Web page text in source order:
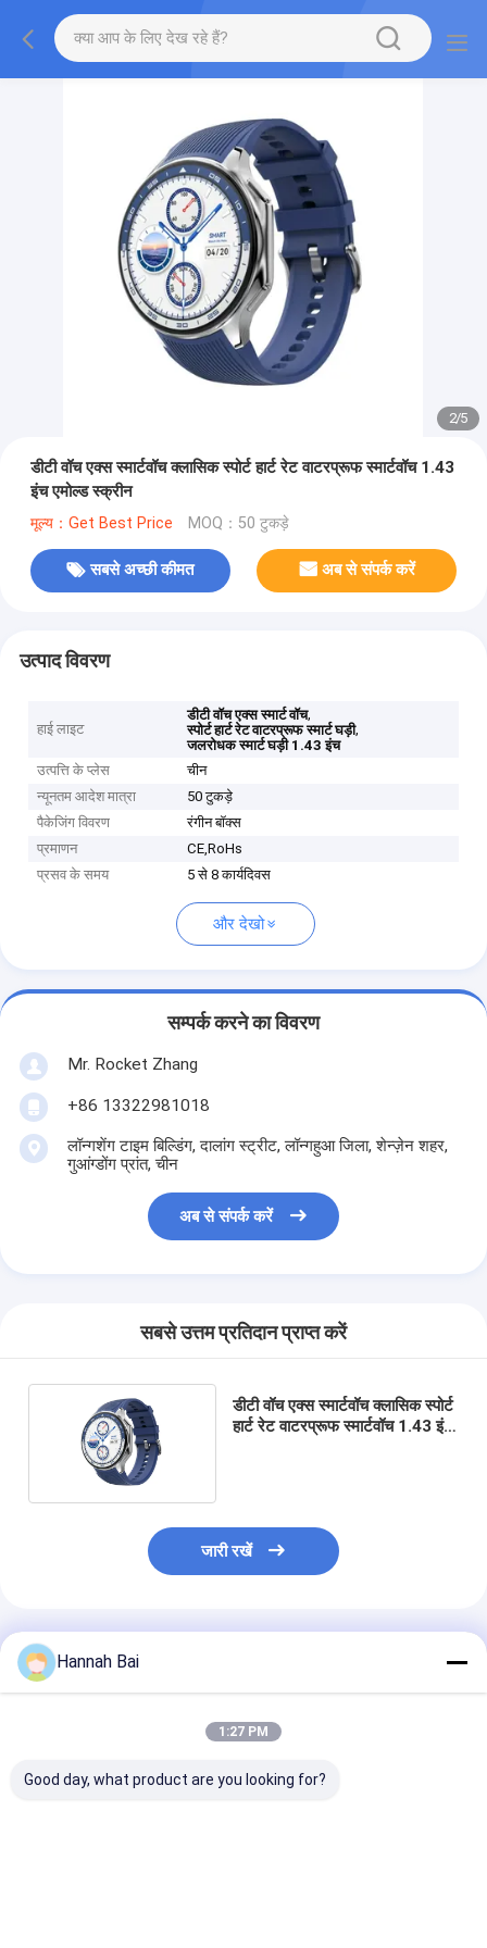
2/5
डीटी वॉच एक्स स्मार्टवॉच क्लासिक स्पोर्ट हार्ट रेट वाटरप्रूफ स्मार्टवॉच 1.43
इंच एमोल्ड स्क्रीन
मूल्य：Get Best Price MOQ：50 टुकड़े
सबसे अच्छी कीमत अब से संपर्क करें
उत्पाद विवरण
हाई लाइट
डीटी वॉच एक्स स्मार्ट वॉच,
स्पोर्ट हार्ट रेट वाटरप्रूफ स्मार्ट घड़ी,
जलरोधक स्मार्ट घड़ी 1.43 इंच
उत्पत्ति के प्लेस
चीन
न्यूनतम आदेश मात्रा
50 टुकड़े
पैकेजिंग विवरण
रंगीन बॉक्स
प्रमाणन
CE,RoHs
प्रसव के समय
5 से 8 कार्यदिवस
और देखो
सम्पर्क करने का विवरण
Mr. Rocket Zhang
+86 13322981018
लॉन्गशेंग टाइम बिल्डिंग, दालांग स्ट्रीट, लॉन्गहुआ जिला, शेन्ज़ेन शहर,
गुआंग्डोंग प्रांत, चीन
अब से संपर्क करें
सबसे उत्तम प्रतिदान प्राप्त करें
डीटी वॉच एक्स स्मार्टवॉच क्लासिक स्पोर्ट
हार्ट रेट वाटरप्रूफ स्मार्टवॉच 1.43 इंच
जारी रखें
अनुशंसित उत्पाद
Hannah Bai
1:27 PM
Good day, what product are you looking for?